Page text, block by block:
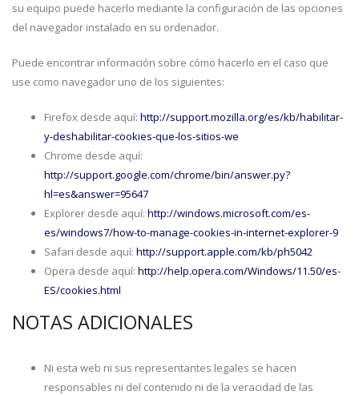
su equipo puede hacerlo mediante la configuración de las opciones
del navegador instalado en su ordenador.
Puede encontrar información sobre cómo hacerlo en el caso que
use como navegador uno de los siguientes:
Firefox desde aquí: http://support.mozilla.org/es/kb/habilitar-
y-deshabilitar-cookies-que-los-sitios-we
Chrome desde aquí:
http://support.google.com/chrome/bin/answer.py?
hl=es&answer=95647
Explorer desde aquí: http://windows.microsoft.com/es-
es/windows7/how-to-manage-cookies-in-internet-explorer-9
Safari desde aquí: http://support.apple.com/kb/ph5042
Opera desde aquí: http://help.opera.com/Windows/11.50/es-
ES/cookies.html
NOTAS ADICIONALES
Ni esta web ni sus representantes legales se hacen
responsables ni del contenido ni de la veracidad de las